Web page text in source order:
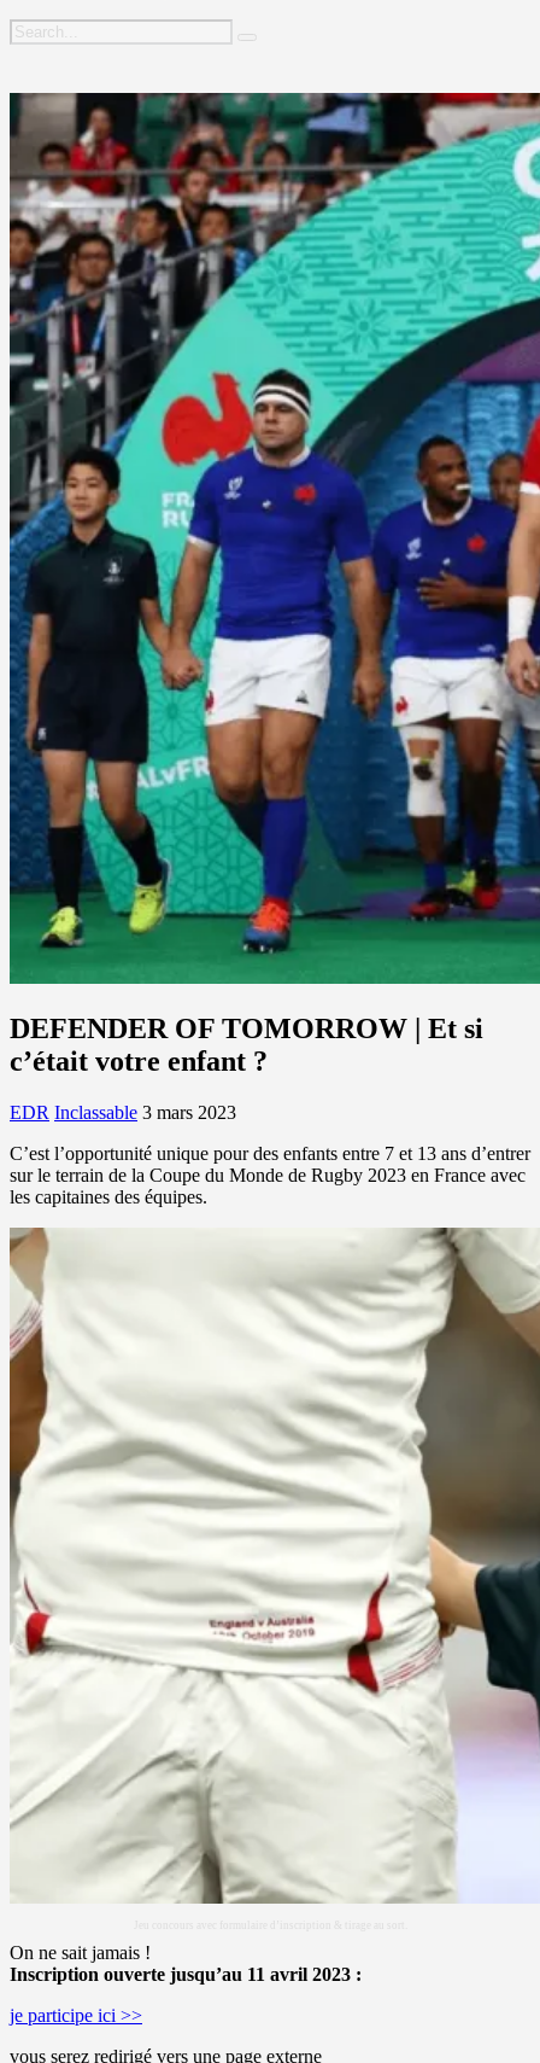
DEFENDER OF TOMORROW | Et si
c’était votre enfant ?
EDR Inclassable 3 mars 2023
C’est l’opportunité unique pour des enfants entre 7 et 13 ans d’entrer
sur le terrain de la Coupe du Monde de Rugby 2023 en France avec
les capitaines des équipes.
On ne sait jamais !
Inscription ouverte jusqu’au 11 avril 2023 :
je participe ici >>
vous serez redirigé vers une page externe